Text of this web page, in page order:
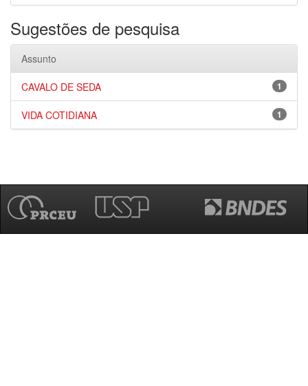
Sugestões de pesquisa
Assunto
1
CAVALO DE SEDA
1
VIDA COTIDIANA